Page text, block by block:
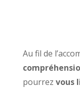
Au fil de
pourrez vous